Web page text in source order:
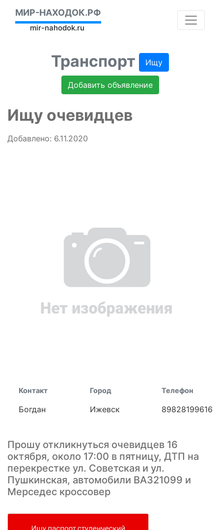
МИР-НАХОДОК.РФ
mir-nahodok.ru
Транспорт Ищу
Добавить объявление
Ищу очевидцев
Добавлено: 6.11.2020
Контакт
Богдан
Город
Ижевск
Телефон
89828199616
Прошу откликнуться очевидцев 16
октября, около 17:00 в пятницу, ДТП на
перекрестке ул. Советская и ул.
Пушкинская, автомобили ВАЗ21099 и
Мерседес кроссовер